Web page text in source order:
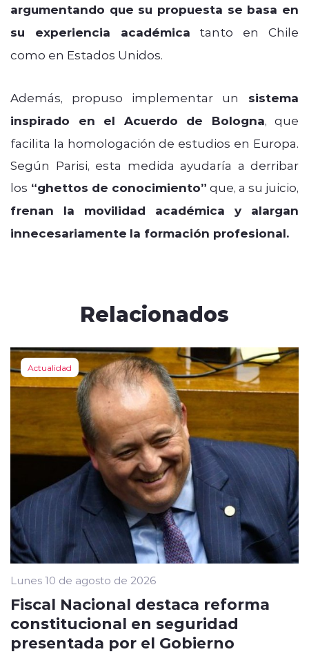
argumentando que su propuesta se basa en
su experiencia académica tanto en Chile
como en Estados Unidos.
Además, propuso implementar un
sistema
inspirado en el Acuerdo de Bologna, que
facilita la homologación de estudios en Europa.
Según Parisi, esta medida ayudaría a derribar
los “ghettos de conocimiento” que, a su juicio,
frenan la movilidad académica y alargan
innecesariamente la formación profesional.
Relacionados
Actualidad
Lunes 10 de agosto de 2026
Fiscal Nacional destaca reforma
constitucional en seguridad
presentada por el Gobierno